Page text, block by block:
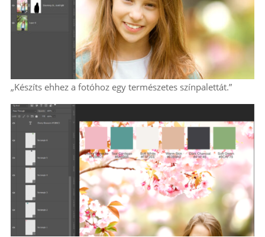
„Készíts ehhez a fotóhoz egy természetes színpalettát.”